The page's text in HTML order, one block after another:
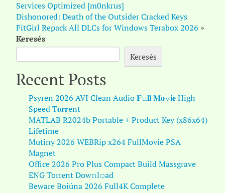
Services Optimized [m0nkrus]
Dishonored: Death of the Outsider Cracked Keys
FitGirl Repack All DLCs for Windows Terabox 2026 »
Keresés
Keresés
Recent Posts
Psyren 2026 AVI Clean Audio 𝐅𝚞𝐥𝐥 𝐌𝐨𝚟𝐢𝐞 High
Speed T𝐨𝐫𝐫ent
MATLAB R2024b Portable + Product Key (x86x64)
Lifetime
Mutiny 2026 WEBRip x264 FullMovie PSA
Magnet
Office 2026 Pro Plus Compact Build Massgrave
ENG Torr𝐞nt Dow𝚗l𝚘аd
Beware Boiúna 2026 Full4K Complete